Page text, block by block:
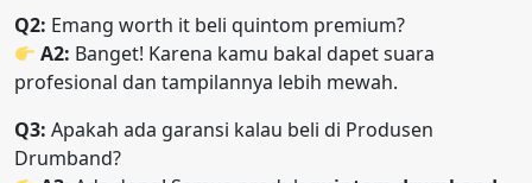
Q2: Emang worth it beli quintom premium?
A2: Banget! Karena kamu bakal dapet suara
profesional dan tampilannya lebih mewah.
Q3: Apakah ada garansi kalau beli di Produsen
Drumband?